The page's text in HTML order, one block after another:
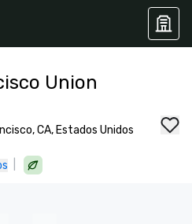
Union
CA, Estados Unidos